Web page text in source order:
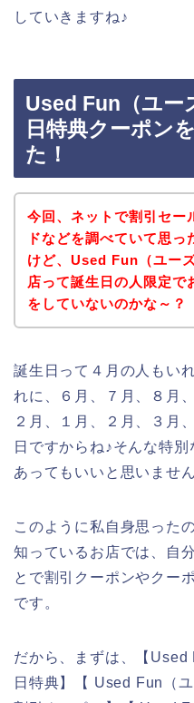
していきますね♪
Used Fun（ユー
日特典クーポン
た！
今回、ネットで割引セー
ドなどを調べていて思っ
けど、Used Fun（ユー
店って誕生日の人限定で
をしていないのかな～？
誕生日って４月の人もい
れに、６月、７月、８月
２月、１月、２月、３月
日ですからね♪そんな特
あってもいいと思いませ
このように私自身思った
知っているお店では、自
とで割引クーポンやクー
です。
だから、まずは、【Used
日特典】【 Used Fun（